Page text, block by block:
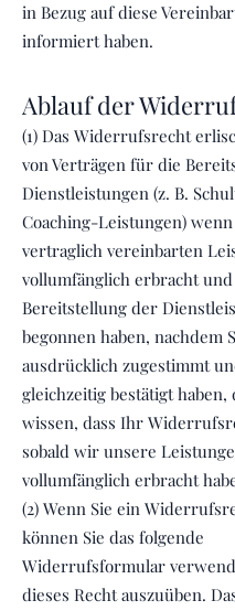
in Bezug auf diese
informiert haben.
Ablauf der
(1) Das Widerrufsrecht
von Verträgen für die
Dienstleistungen (z. B.
Coaching-Leistungen)
vertraglich vereinbarten
vollumfänglich erbracht
Bereitstellung der
begonnen haben, nachdem
ausdrücklich zugestimmt
gleichzeitig bestätigt haben,
wissen, dass Ihr
sobald wir unsere
vollumfänglich erbracht
(2) Wenn Sie ein
können Sie das folgende
Widerrufsformular
dieses Recht auszuüben.